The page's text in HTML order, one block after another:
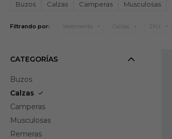
Buzos Calzas Camperas Musculosas
Filtrando por: Vestimenta Calzas 2XU
CATEGORÍAS
Buzos
Calzas
Camperas
Musculosas
Remeras